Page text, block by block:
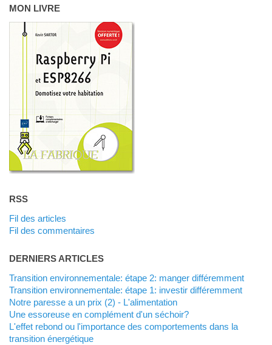
MON LIVRE
RSS
Fil des articles
Fil des commentaires
DERNIERS ARTICLES
Transition environnementale: étape 2: manger différemment
Transition environnementale: étape 1: investir différemment
Notre paresse a un prix (2) - L'alimentation
Une essoreuse en complément d'un séchoir?
L'effet rebond ou l'importance des comportements dans la
transition énergétique